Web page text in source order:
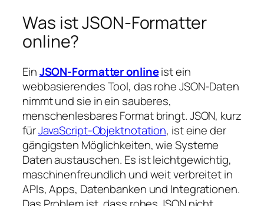
Was ist JSON-Formatter
online?
EinJSON-Formatter onlineist ein
webbasierendes Tool, das rohe JSON-Daten
nimmt und sie in ein sauberes,
menschenlesbares Format bringt. JSON, kurz
fürJavaScript-Objektnotation, ist eine der
gängigsten Möglichkeiten, wie Systeme
Daten austauschen. Es ist leichtgewichtig,
maschinenfreundlich und weit verbreitet in
APIs, Apps, Datenbanken und Integrationen.